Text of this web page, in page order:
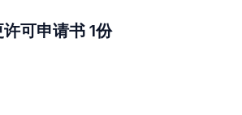
可申请书 1份